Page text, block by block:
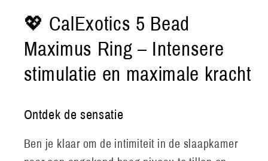
💖 CalExotics 5 Bead
Maximus Ring – Intensere
stimulatie en maximale kracht
Ontdek de sensatie
Ben je klaar om de intimiteit in de slaapkamer